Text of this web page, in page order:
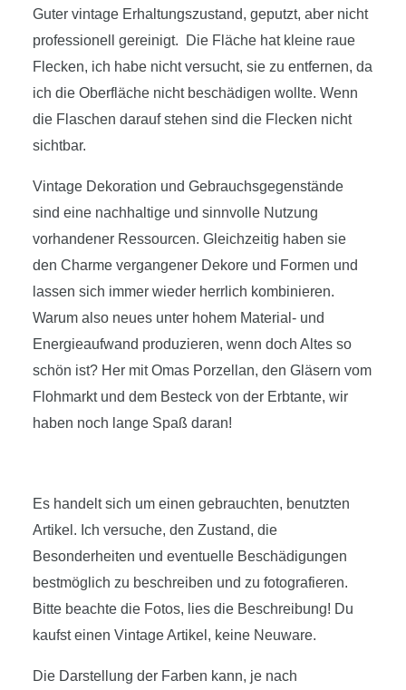
Guter vintage Erhaltungszustand, geputzt, aber nicht
professionell gereinigt. Die Fläche hat kleine raue
Flecken, ich habe nicht versucht, sie zu entfernen, da
ich die Oberfläche nicht beschädigen wollte. Wenn
die Flaschen darauf stehen sind die Flecken nicht
sichtbar.
Vintage Dekoration und Gebrauchsgegenstände
sind eine nachhaltige und sinnvolle Nutzung
vorhandener Ressourcen. Gleichzeitig haben sie
den Charme vergangener Dekore und Formen und
lassen sich immer wieder herrlich kombinieren.
Warum also neues unter hohem Material- und
Energieaufwand produzieren, wenn doch Altes so
schön ist? Her mit Omas Porzellan, den Gläsern vom
Flohmarkt und dem Besteck von der Erbtante, wir
haben noch lange Spaß daran!
Es handelt sich um einen gebrauchten, benutzten
Artikel. Ich versuche, den Zustand, die
Besonderheiten und eventuelle Beschädigungen
bestmöglich zu beschreiben und zu fotografieren.
Bitte beachte die Fotos, lies die Beschreibung! Du
kaufst einen Vintage Artikel, keine Neuware.
Die Darstellung der Farben kann, je nach